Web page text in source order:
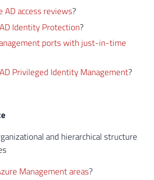
AD access reviews?
Identity Protection?
ports with just-in-time
Privileged Identity Management?
and hierarchical structure
Management areas?